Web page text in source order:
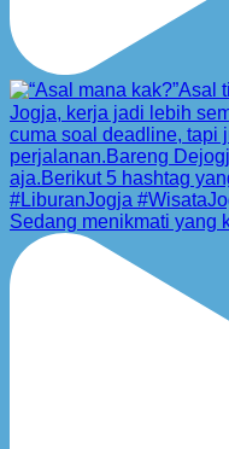
Sedang menikmati yang